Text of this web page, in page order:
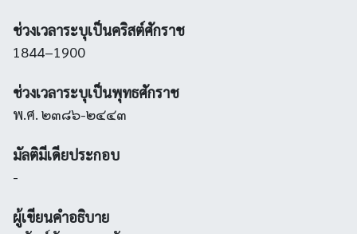
ช่วงเวลาระบุเป็นคริสต์ศักราช
1844–1900
ช่วงเวลาระบุเป็นพุทธศักราช
พ.ศ. ๒๓๘๖-๒๔๔๓
มัลติมีเดียประกอบ
-
ผู้เขียนคำอธิบาย